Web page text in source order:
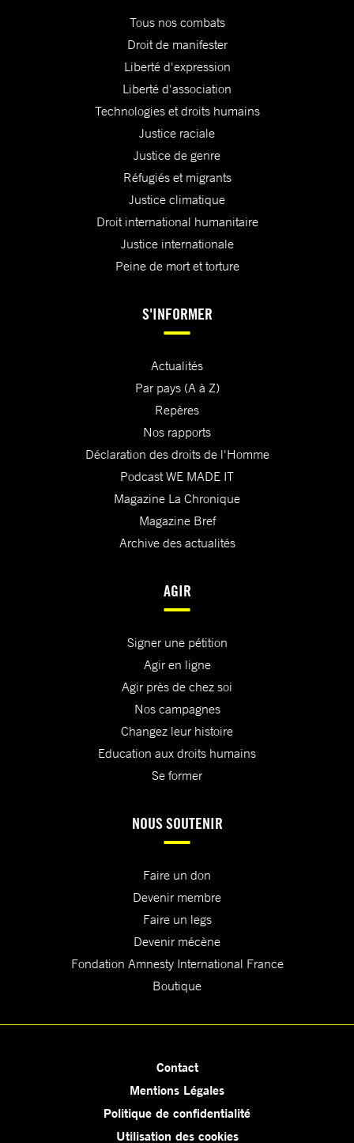
Tous nos combats
Droit de manifester
Liberté d'expression
Liberté d'association
Technologies et droits humains
Justice raciale
Justice de genre
Réfugiés et migrants
Justice climatique
Droit international humanitaire
Justice internationale
Peine de mort et torture
S'INFORMER
Actualités
Par pays (A à Z)
Repères
Nos rapports
Déclaration des droits de l'Homme
Podcast WE MADE IT
Magazine La Chronique
Magazine Bref
Archive des actualités
AGIR
Signer une pétition
Agir en ligne
Agir près de chez soi
Nos campagnes
Changez leur histoire
Education aux droits humains
Se former
NOUS SOUTENIR
Faire un don
Devenir membre
Faire un legs
Devenir mécène
Fondation Amnesty International France
Boutique
Contact
Mentions Légales
Politique de confidentialité
Utilisation des cookies